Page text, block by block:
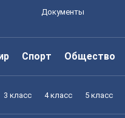
Документы
Спорт Общество
3 класс 4 класс 5 класс